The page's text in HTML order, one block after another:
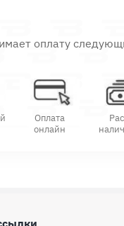
оплату
Оплата
онлайн